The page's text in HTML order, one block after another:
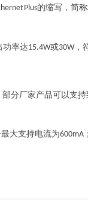
Plus的缩写，简
功率达15.4W或30W，
部分厂家产品可以支持
最大支持电流为600mA